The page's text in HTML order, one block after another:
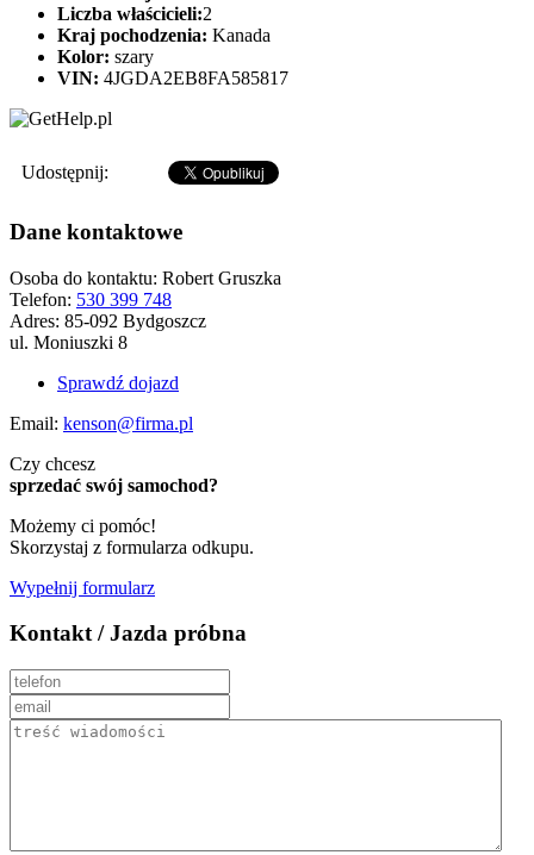
Liczba właścicieli:2
Kraj pochodzenia: Kanada
Kolor: szary
VIN: 4JGDA2EB8FA585817
Udostępnij:
Dane kontaktowe
Osoba do kontaktu: Robert Gruszka
Telefon: 530 399 748
Adres: 85-092 Bydgoszcz
ul. Moniuszki 8
Sprawdź dojazd
Email: kenson@firma.pl
Czy chcesz
sprzedać swój samochod?
Możemy ci pomóc!
Skorzystaj z formularza odkupu.
Wypełnij formularz
Kontakt / Jazda próbna